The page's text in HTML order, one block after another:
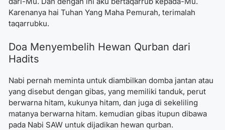
Karenanya hai Tuhan Yang Maha Pemurah, terimalah
taqarrubku.
Doa Menyembelih Hewan Qurban dari
Hadits
Nabi pernah meminta untuk diambilkan domba jantan atau
yang disebut dengan gibas, yang memiliki tanduk, perut
berwarna hitam, kukunya hitam, dan juga di sekeliling
matanya berwarna hitam. kemudian gibas itupun dibawa
pada Nabi SAW untuk dijadikan hewan qurban.